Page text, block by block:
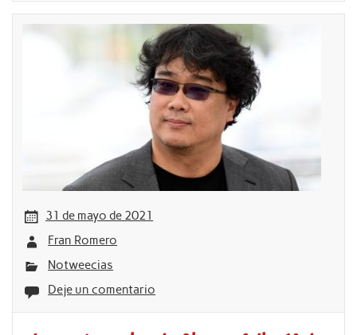
31 de mayo de 2021
Fran Romero
Notweecias
Deje un comentario